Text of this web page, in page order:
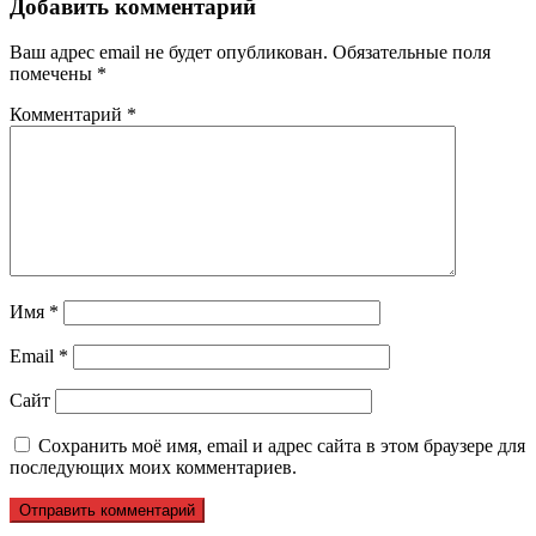
Добавить комментарий
Ваш адрес email не будет опубликован. Обязательные поля
помечены *
Комментарий *
Имя *
Email *
Сайт
Сохранить моё имя, email и адрес сайта в этом браузере для
последующих моих комментариев.